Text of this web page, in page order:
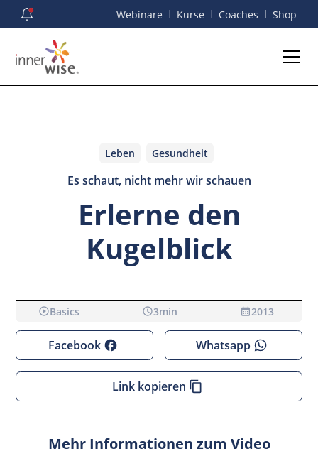
Webinare I Kurse I Coaches I Shop
Leben Gesundheit
Es schaut, nicht mehr wir schauen
Erlerne den
Kugelblick
Bevor wir dir YouTube-Videos anzeigen können, müssen wir
dich informieren, dass beim Aufrufen der Videos Daten an den
Basics 3min 2013
Facebook Whatsapp
Link kopieren
Mehr Informationen zum Video